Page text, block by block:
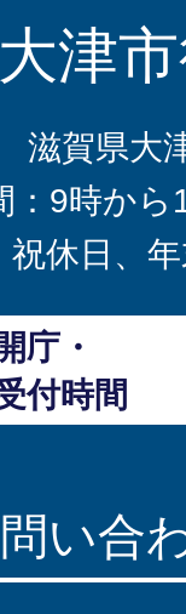
大津
賀県大
：9時から
祝休日、
庁・
付時間
い合